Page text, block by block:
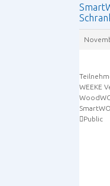
WEEKE
Public